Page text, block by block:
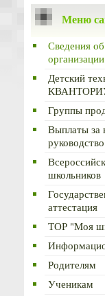
Меню
Сведения
организации
Детский
Группы
Выплаты за
руководство
школьников
аттестация
ТОР "Моя
Родителям
Ученикам